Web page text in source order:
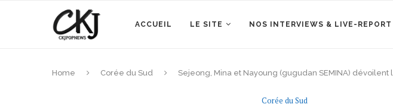
ACCUEIL LE SITE NOS INTERVIEWS & LIVE-REPORT
Home Corée du Sud Sejeong, Mina et Nayoung (gugudan SEMINA)
Corée du Sud